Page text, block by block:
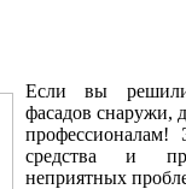
Если вы решили
фасадов снаружи,
профессионалам!
средства и
неприятных